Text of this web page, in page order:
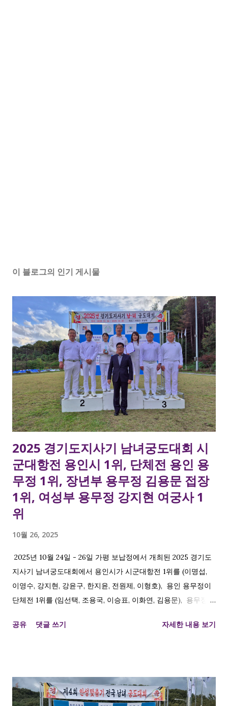
이 블로그의 인기 게시물
2025 경기도지사기 남녀궁도대회 시
군대항전 용인시 1위, 단체전 용인 용
무정 1위, 장년부 용무정 김용문 접장
1위, 여성부 용무정 강지현 여궁사 1
위
10월 26, 2025
2025년 10월 24일 - 26일 가평 보납정에서 개최된 2025 경기도
지사기 남녀궁도대회에서 용인시가 시군대항전 1위를 (이명섭,
이영수, 강지현, 강윤구, 한지윤, 전원제, 이형호), 용인 용무정이
단체전 1위를 (임선택, 조용국, 이승표, 이화연, 김용문), 용무정
성부 1위 를 차지하였습니다. 용인시와 용무정에서 해당 대회 종
전 장년부 1위 김용문접장 개인전 여성부 1위 강지현 접장
공유 댓글 쓰기 자세한 내용 보기